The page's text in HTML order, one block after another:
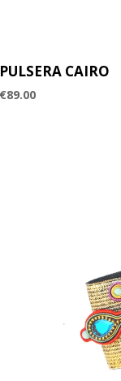
PULSERA CAIRO
€89.00